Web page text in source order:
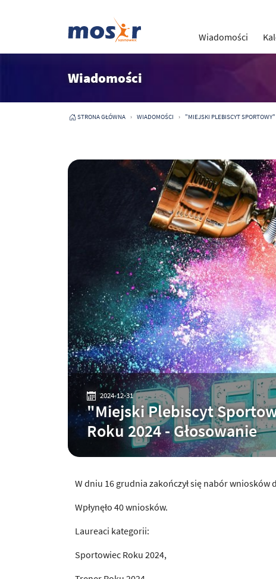
Wiadomości
Wiadomości
STRONA GŁÓWNA WIADOMOŚCI "MIEJSKI PLEBISCYT
2024-12-31
"Miejski Plebiscyt
Roku 2024 - Głosowanie
W dniu 16 grudnia zakończył się nabór
Wpłynęło 40 wniosków.
Laureaci kategorii:
Sportowiec Roku 2024,